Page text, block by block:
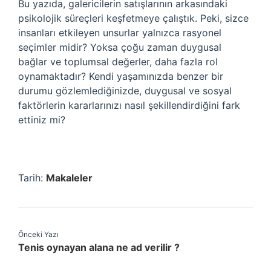
Bu yazıda, galericilerin satışlarının arkasındaki
psikolojik süreçleri keşfetmeye çalıştık. Peki, sizce
insanları etkileyen unsurlar yalnızca rasyonel
seçimler midir? Yoksa çoğu zaman duygusal
bağlar ve toplumsal değerler, daha fazla rol
oynamaktadır? Kendi yaşamınızda benzer bir
durumu gözlemlediğinizde, duygusal ve sosyal
faktörlerin kararlarınızı nasıl şekillendirdiğini fark
ettiniz mi?
Tarih: Makaleler
Önceki Yazı
Tenis oynayan alana ne ad verilir ?